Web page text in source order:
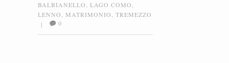
BALBIANELLO, LAGO COMO,
LENNO, MATRIMONIO, TREMEZZO
|
0